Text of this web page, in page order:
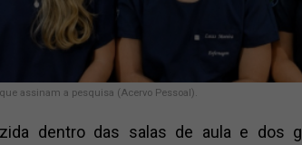
assinam a pesquisa (Acervo Pessoal).
dentro das salas de aula e dos